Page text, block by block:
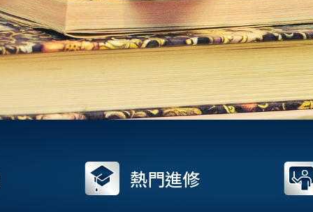
熱門進修